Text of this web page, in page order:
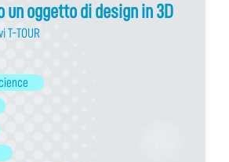
un oggetto di design in 3D
T-TOUR